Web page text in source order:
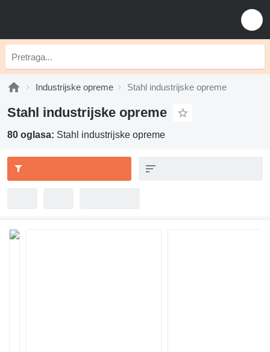
Industrijske opreme Stahl industrijske opreme
Stahl industrijske opreme
80 oglasa: Stahl industrijske opreme